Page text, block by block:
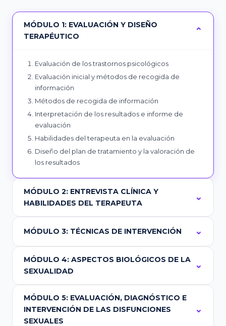
MÓDULO 1: EVALUACIÓN Y DISEÑO
TERAPÉUTICO
Evaluación de los trastornos psicológicos
Evaluación inicial y métodos de recogida de
información
Métodos de recogida de información
Interpretación de los resultados e informe de
evaluación
Habilidades del terapeuta en la evaluación
Diseño del plan de tratamiento y la valoración de
los resultados
MÓDULO 2: ENTREVISTA CLÍNICA Y
HABILIDADES DEL TERAPEUTA
MÓDULO 3: TÉCNICAS DE INTERVENCIÓN
MÓDULO 4: ASPECTOS BIOLÓGICOS DE LA
SEXUALIDAD
MÓDULO 5: EVALUACIÓN, DIAGNÓSTICO E
INTERVENCIÓN DE LAS DISFUNCIONES
SEXUALES